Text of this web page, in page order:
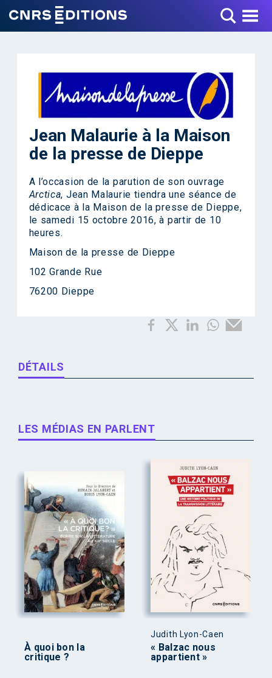
Toggle Menu
Jean Malaurie à la Maison
de la presse de Dieppe
A l’occasion de la parution de son ouvrage
Arctica, Jean Malaurie tiendra une séance de
dédicace à la Maison de la presse de Dieppe,
le samedi 15 octobre 2016, à partir de 10
heures.
Maison de la presse de Dieppe
102 Grande Rue
76200 Dieppe
DÉTAILS
LES MÉDIAS EN PARLENT
À quoi bon la
critique ?
Judith Lyon-Caen
« Balzac nous
appartient »